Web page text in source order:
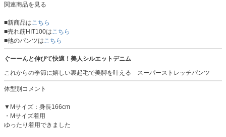
関連商品を見る
■新商品はこちら
■売れ筋HIT100はこちら
■他のパンツはこちら
ぐーーんと伸びて快適！美人シルエットデニム
これからの季節に嬉しい裏起毛で美脚を叶える スーパーストレッチパンツ
体型別コメント
▼Mサイズ：身長166cm
・Mサイズ着用
ゆったり着用できました